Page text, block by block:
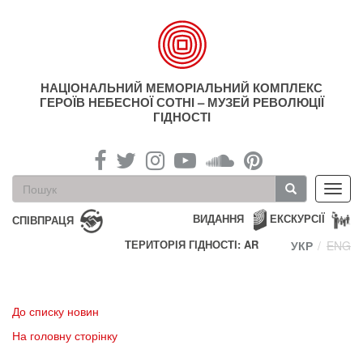
НАЦІОНАЛЬНИЙ МЕМОРІАЛЬНИЙ КОМПЛЕКС
ГЕРОЇВ НЕБЕСНОЇ СОТНІ – МУЗЕЙ РЕВОЛЮЦІЇ
ГІДНОСТІ
Пошукова
форма
Пошук
СПІВПРАЦЯ ЕКСКУРСІЇ
ВИДАННЯ
ТЕРИТОРІЯ ГІДНОСТІ: AR
УКР ENG
До списку новин
На головну сторінку